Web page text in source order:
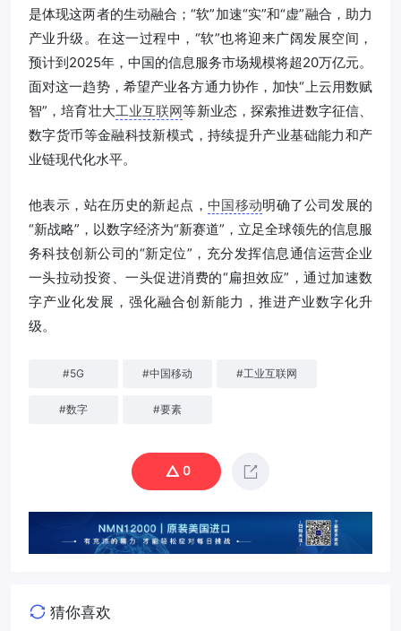
是体现这两者的生动融合；“软”加速“实”和“虚”融合，助力
产业升级。在这一过程中，“软”也将迎来广阔发展空间，
预计到2025年，中国的信息服务市场规模将超20万亿元。
面对这一趋势，希望产业各方通力协作，加快“上云用数赋
智”，培育壮大工业互联网等新业态，探索推进数字征信、
数字货币等金融科技新模式，持续提升产业基础能力和产
业链现代化水平。
他表示，站在历史的新起点， 中国移动明确了公司发展的
“新战略”，以数字经济为“新赛道”，立足全球领先的信息服
务科技创新公司的“新定位”，充分发挥信息通信运营企业
一头拉动投资、一头促进消费的“扁担效应”，通过加速数
字产业化发展，强化融合创新能力，推进产业数字化升
级。
#5G #中国移动 #工业互联网
#数字 #要素
0
猜你喜欢